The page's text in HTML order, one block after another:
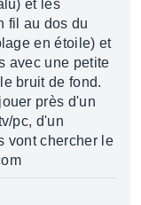
et les
fil au dos du
en étoile) et
avec une petite
bruit de fond.
près d'un
pc, d'un
vont chercher le